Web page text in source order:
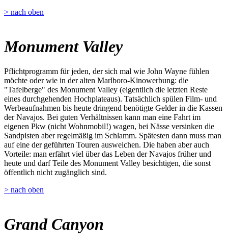
> nach oben
Monument Valley
Pflichtprogramm für jeden, der sich mal wie John Wayne fühlen
möchte oder wie in der alten Marlboro-Kinowerbung: die
"Tafelberge" des Monument Valley (eigentlich die letzten Reste
eines durchgehenden Hochplateaus). Tatsächlich spülen Film- und
Werbeaufnahmen bis heute dringend benötigte Gelder in die Kassen
der Navajos. Bei guten Verhältnissen kann man eine Fahrt im
eigenen Pkw (nicht Wohnmobil!) wagen, bei Nässe versinken die
Sandpisten aber regelmäßig im Schlamm. Spätesten dann muss man
auf eine der geführten Touren ausweichen. Die haben aber auch
Vorteile: man erfährt viel über das Leben der Navajos früher und
heute und darf Teile des Monument Valley besichtigen, die sonst
öffentlich nicht zugänglich sind.
> nach oben
Grand Canyon